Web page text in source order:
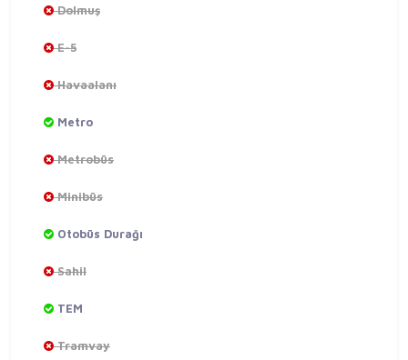
Dolmuş
E-5
Havaalanı
Metro
Metrobüs
Minibüs
Otobüs Durağı
Sahil
TEM
Tramvay